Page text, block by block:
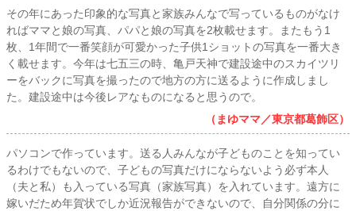
その年にあった印象的な写真と家族みんなで写っているものがなけ
ればママと娘の写真、パパと娘の写真を2枚載せます。またもう1
枚、1年間で一番笑顔が可愛かった子供1ショットの写真を一番大き
く載せます。今年は七五三の時、亀戸天神で建設途中のスカイツリ
ーをバックに写真を撮ったので地方の方に送るように作成しまし
た。建設途中は今後レアなものになると思うので。
（まゆママ／東京都葛飾区）
パソコンで作っています。送る人みんなが子どものことを知ってい
るわけでもないので、子どもの写真だけにならないよう必ず本人
（夫と私）も入っている写真（家族写真）を入れています。遠方に
嫁いだため年賀状でしか近況報告ができないので、自分関係の分に